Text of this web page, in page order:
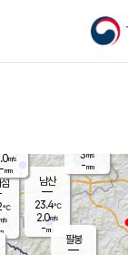
기상청
℃
s
남산
23.4℃
2.0m/s
-mm
팔봉
m/s
-mm
3m/s
-mm